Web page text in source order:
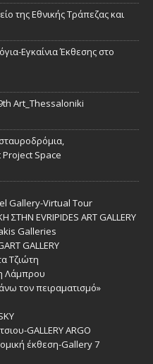
της Εθνικής Τράπεζας και
Εγκαίνια Έκθεσης στο
Art_Thessaloniki
Project Space
Gallery-Virtual Tour
EVRIPIDES ART GALLERY
Galleries
GALLERY
Τζιώτη
Λάμπρου
τον πειραματισμό»
GALLERY ARGO
έκθεση-Gallery 7